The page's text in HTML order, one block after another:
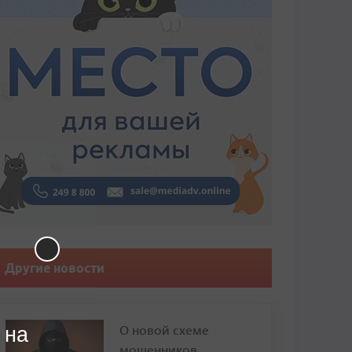
Другие новости
О новой схеме